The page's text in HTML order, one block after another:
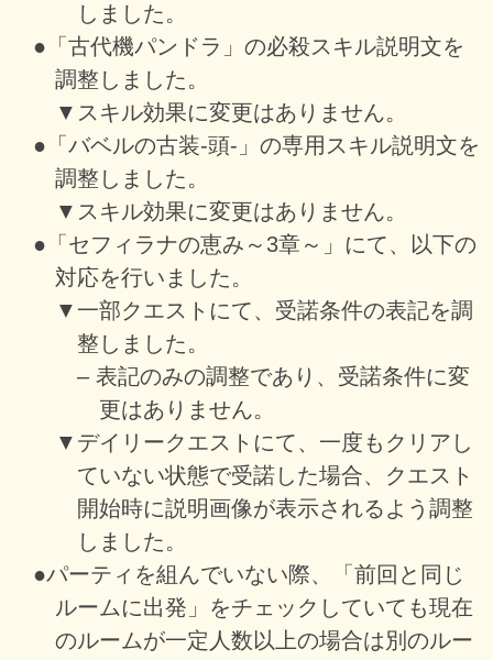
しました。
●「古代機パンドラ」の必殺スキル説明文を
調整しました。
▼スキル効果に変更はありません。
●「バベルの古装-頭-」の専用スキル説明文を
調整しました。
▼スキル効果に変更はありません。
●「セフィラナの恵み～3章～」にて、以下の
対応を行いました。
▼一部クエストにて、受諾条件の表記を調
整しました。
– 表記のみの調整であり、受諾条件に変
更はありません。
▼デイリークエストにて、一度もクリアし
ていない状態で受諾した場合、クエスト
開始時に説明画像が表示されるよう調整
しました。
●パーティを組んでいない際、「前回と同じ
ルームに出発」をチェックしていても現在
のルームが一定人数以上の場合は別のルー